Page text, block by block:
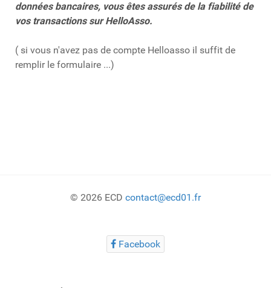
données bancaires, vous êtes assurés de la fiabilité de
vos transactions sur HelloAsso.
( si vous n'avez pas de compte Helloasso il suffit de
remplir le formulaire ...)
© 2026 ECD contact@ecd01.fr
Facebook